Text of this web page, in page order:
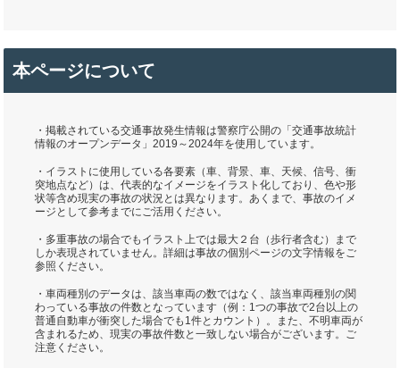
本ページについて
・掲載されている交通事故発生情報は警察庁公開の「交通事故統計
情報のオープンデータ」2019～2024年を使用しています。
・イラストに使用している各要素（車、背景、車、天候、信号、衝
突地点など）は、代表的なイメージをイラスト化しており、色や形
状等含め現実の事故の状況とは異なります。あくまで、事故のイメ
ージとして参考までにご活用ください。
・多重事故の場合でもイラスト上では最大２台（歩行者含む）まで
しか表現されていません。詳細は事故の個別ページの文字情報をご
参照ください。
・車両種別のデータは、該当車両の数ではなく、該当車両種別の関
わっている事故の件数となっています（例：1つの事故で2台以上の
普通自動車が衝突した場合でも1件とカウント）。また、不明車両が
含まれるため、現実の事故件数と一致しない場合がございます。ご
注意ください。